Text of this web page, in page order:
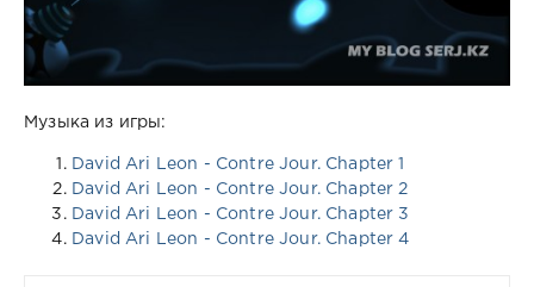
Музыка из игры:
David Ari Leon - Contre Jour. Chapter 1
David Ari Leon - Contre Jour. Chapter 2
David Ari Leon - Contre Jour. Chapter 3
David Ari Leon - Contre Jour. Chapter 4